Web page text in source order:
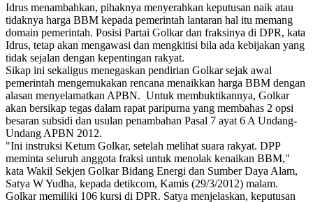
Idrus menambahkan, pihaknya menyerahkan keputusan naik atau
tidaknya harga BBM kepada pemerintah lantaran hal itu memang
domain pemerintah. Posisi Partai Golkar dan fraksinya di DPR, kata
Idrus, tetap akan mengawasi dan mengkitisi bila ada kebijakan yang
tidak sejalan dengan kepentingan rakyat.
Sikap ini sekaligus menegaskan pendirian Golkar sejak awal
pemerintah mengemukakan rencana menaikkan harga BBM dengan
alasan menyelamatkan APBN. Untuk membuktikannya, Golkar
akan bersikap tegas dalam rapat paripurna yang membahas 2 opsi
besaran subsidi dan usulan penambahan Pasal 7 ayat 6 A Undang-
Undang APBN 2012.
"Ini instruksi Ketum Golkar, setelah melihat suara rakyat. DPP
meminta seluruh anggota fraksi untuk menolak kenaikan BBM,"
kata Wakil Sekjen Golkar Bidang Energi dan Sumber Daya Alam,
Satya W Yudha, kepada detikcom, Kamis (29/3/2012) malam.
Golkar memiliki 106 kursi di DPR. Satya menjelaskan, keputusan